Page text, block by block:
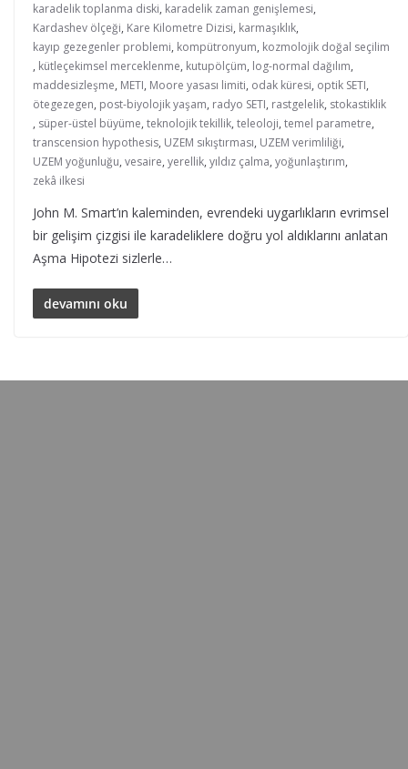
karadelik toplanma diski, karadelik zaman genişlemesi,
Kardashev ölçeği, Kare Kilometre Dizisi, karmaşıklık,
kayıp gezegenler problemi, kompütronyum, kozmolojik doğal seçilim
, kütleçekimsel merceklenme, kutupölçüm, log-normal dağılım,
maddesizleşme, METI, Moore yasası limiti, odak küresi, optik SETI,
ötegezegen, post-biyolojik yaşam, radyo SETI, rastgelelik, stokastiklik
, süper-üstel büyüme, teknolojik tekillik, teleoloji, temel parametre,
transcension hypothesis, UZEM sıkıştırması, UZEM verimliliği,
UZEM yoğunluğu, vesaire, yerellik, yıldız çalma, yoğunlaştırım,
zekâ ilkesi
John M. Smart’ın kaleminden, evrendeki uygarlıkların evrimsel
bir gelişim çizgisi ile karadeliklere doğru yol aldıklarını anlatan
Aşma Hipotezi sizlerle…
devamını oku